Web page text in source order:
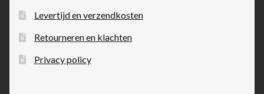
Levertijd en verzendkosten
Retourneren en klachten
Privacy policy